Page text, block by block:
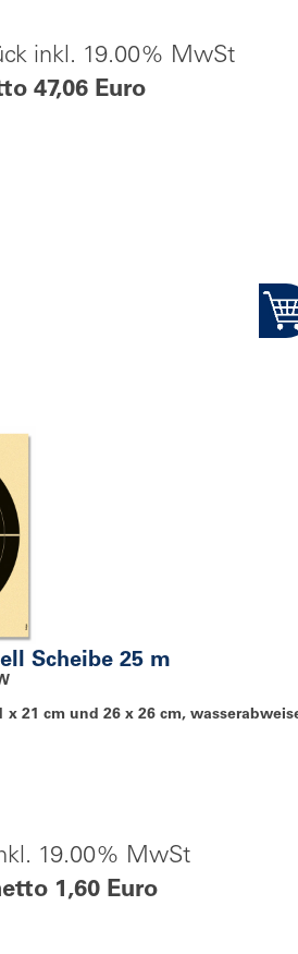
inkl. 19.00% MwSt
47,06 Euro
Scheibe 25 m
x 21 cm und 26 x 26 cm,
19.00% MwSt
1,60 Euro